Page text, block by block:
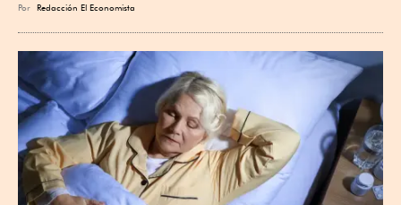
Por Redacción El Economista